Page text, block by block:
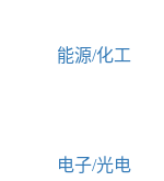
能源/化工
电子/光电